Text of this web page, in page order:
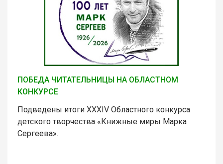
ПОБЕДА ЧИТАТЕЛЬНИЦЫ НА ОБЛАСТНОМ
КОНКУРСЕ
Подведены итоги XXXIV Областного конкурса
детского творчества «Книжные миры Марка
Сергеева».